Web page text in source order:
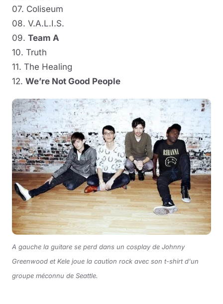
07. Coliseum
08. V.A.L.I.S.
09. Team A
10. Truth
11. The Healing
12. We’re Not Good People
A gauche la guitare se perd dans un cosplay de Johnny
Greenwood et Kele joue la caution rock avec son t-shirt d'un
groupe méconnu de Seattle.